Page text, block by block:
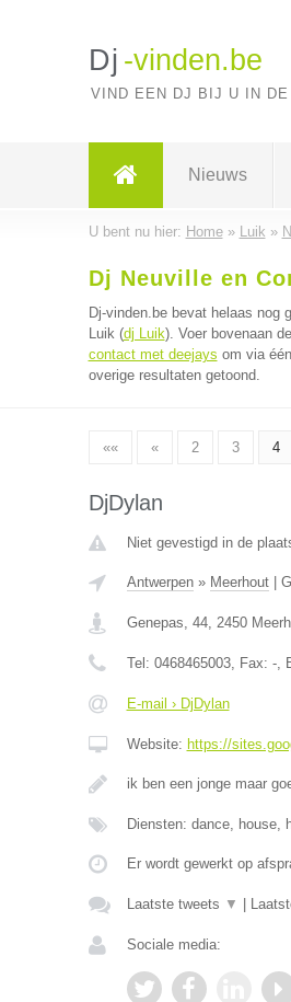
Dj -vinden.be
VIND EEN DJ BIJ U IN DE
Nieuws
U bent nu hier: Home» Luik »
Dj Neuville en
Dj-vinden.be bevat helaas nog
Luik (dj Luik). Voer bovenaan
contact met deejays om via
overige resultaten getoond.
«« « 2 3 4
DjDylan
Niet gevestigd in de
Antwerpen» Meerhout|
Genepas, 44, 2450
Tel: 0468465003, Fax: -,
E-mail › DjDylan
Website: https://
ik ben een jonge maar
Diensten: dance, house,
Er wordt gewerkt op
Laatste tweets ▼
Sociale media: